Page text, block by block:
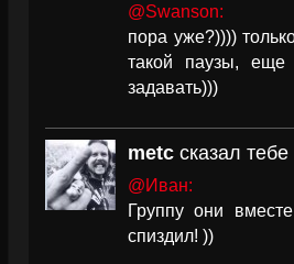
@Swanson:
пора уже?))))
такой паузы,
задавать)))
metc сказал
@Иван:
Группу они
спиздил! ))